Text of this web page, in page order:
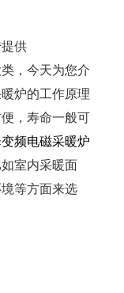
供
，今天为您介
炉的工作原理
，寿命一般可
变频电磁采暖炉
室内采暖面
等方面来选